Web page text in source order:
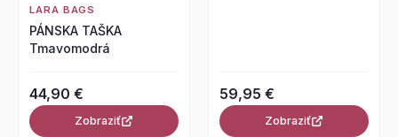
LARA BAGS
PÁNSKA TAŠKA
Tmavomodrá
44,90 €
Zobraziť
59,95 €
Zobraziť